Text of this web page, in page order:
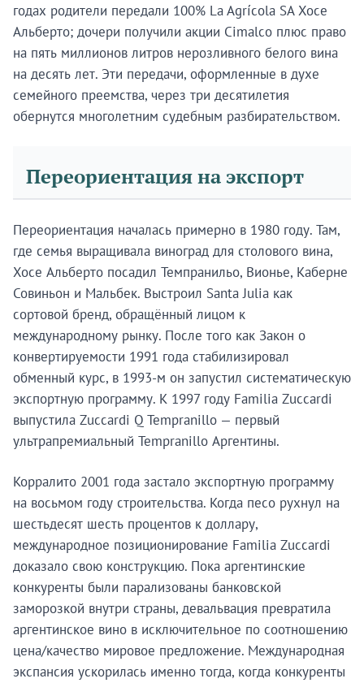
годах родители передали 100% La Agrícola SA Хосе
Альберто; дочери получили акции Cimalco плюс право
на пять миллионов литров нерозливного белого вина
на десять лет. Эти передачи, оформленные в духе
семейного преемства, через три десятилетия
обернутся многолетним судебным разбирательством.
Переориентация на экспорт
Переориентация началась примерно в 1980 году. Там,
где семья выращивала виноград для столового вина,
Хосе Альберто посадил Темпранильо, Вионье, Каберне
Совиньон и Мальбек. Выстроил Santa Julia как
сортовой бренд, обращённый лицом к
международному рынку. После того как Закон о
конвертируемости 1991 года стабилизировал
обменный курс, в 1993-м он запустил систематическую
экспортную программу. К 1997 году Familia Zuccardi
выпустила Zuccardi Q Tempranillo — первый
ультрапремиальный Tempranillo Аргентины.
Корралито 2001 года застало экспортную программу
на восьмом году строительства. Когда песо рухнул на
шестьдесят шесть процентов к доллару,
международное позиционирование Familia Zuccardi
доказало свою конструкцию. Пока аргентинские
конкуренты были парализованы банковской
заморозкой внутри страны, девальвация превратила
аргентинское вино в исключительное по соотношению
цена/качество мировое предложение. Международная
экспансия ускорилась именно тогда, когда конкуренты